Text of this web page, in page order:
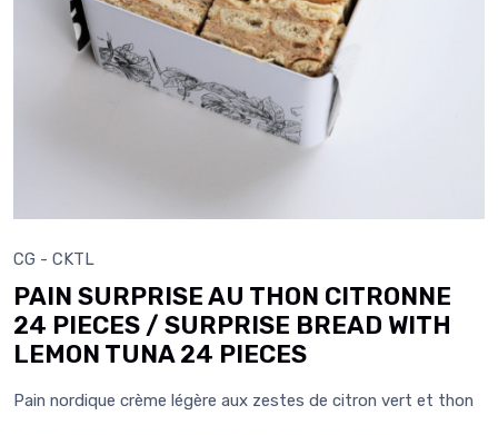
CG - CKTL
PAIN SURPRISE AU THON CITRONNE
24 PIECES / SURPRISE BREAD WITH
LEMON TUNA 24 PIECES
Pain nordique crème légère aux zestes de citron vert et thon